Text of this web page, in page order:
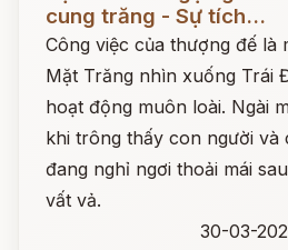
cung trăng - Sự tích...
Công việc của thượng đế là
Mặt Trăng nhìn xuống Trái
hoạt động muôn loài. Ngài
khi trông thấy con người và
đang nghỉ ngơi thoải mái
vất vả.
30-03-